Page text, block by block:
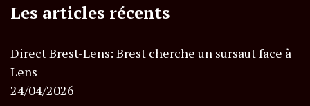
Les articles récents
Direct Brest-Lens: Brest cherche un sursaut face à
Lens
24/04/2026